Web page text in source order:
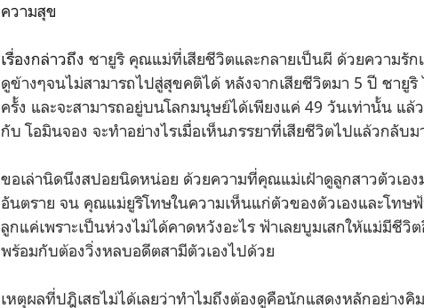
ความสุข
เรื่องกล่าวถึง ชายูริ คุณแม่ที่เสียชีวิตและกลายเป็นผี ด้วยความรัก
ดูข้างๆจนไม่สามารถไปสู่สุขคติได้ หลังจากเสียชีวิตมา 5 ปี ชายู
ครั้ง และจะสามารถอยู่บนโลกมนุษย์ได้เพียงแค่ 49 วันเท่านั้น แล้
กับ โอมินจอง จะทำอย่างไรเมื่อเห็นภรรยาที่เสียชีวิตไปแล้วกลับม
ขอเล่านิดนึงสปอยนิดหน่อย ด้วยความที่คุณแม่เฝ้าดูลูกสาวตัวเอ
อันตราย จน คุณแม่ยูริโทษในความเห็นแก่ตัวของตัวเองและโทษ
ลูกแค่เพราะเป็นห่วงไม่ได้คาดหวังอะไร ฟ้าเลยบูมเสกให้แม่มีชีวิ
พร้อมกับต้องวิ่งหลบอดีตสามีตัวเองไปด้วย
เหตุผลที่ปฎิเสธไม่ได้เลยว่าทำไมถึงต้องดูคือนักแสดงหลักอย่าง